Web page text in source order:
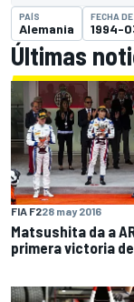
PAÍS
Alemania
FECHA
1994-
Últimas
FIA F228 may 2016
Matsushita da a
primera victoria de